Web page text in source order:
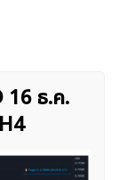
16 ธ.ค.